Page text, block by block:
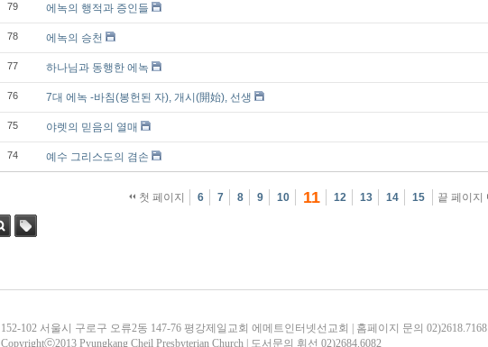
79 에녹의 행적과 증인들
78 에녹의 승천
77 하나님과 동행한 에녹
76 7대 에녹 -바침(봉헌된 자), 개시(開始), 선생
75 야렛의 믿음의 열매
74 예수 그리스도의 겸손
첫 페이지 6 7 8 9 10 11 12 13 14 15 끝 페이지
152-102 서울시 구로구 오류2동 147-76 평강제일교회 에메트인터넷선교회 | 홈페이지 문의 02)2618.7168
Copyrightⓒ2013 Pyungkang Cheil Presbyterian Church | 도서문의 휘선 02)2684.6082